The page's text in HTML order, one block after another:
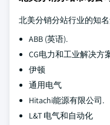
北美分销分站行业的知
ABB (英语).
CG电力和工业解决方
伊顿
通用电气
Hitachi能源有限公司.
L&T 电气和自动化